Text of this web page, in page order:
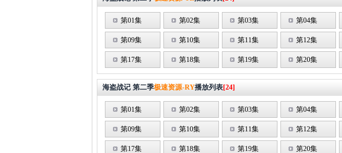
第01集 第02集 第03集 第04集
第09集 第10集 第11集 第12集
第17集 第18集 第19集 第20集
海盗战记 第二季极速资源-RY播放列表[24]
第01集 第02集 第03集 第04集
第09集 第10集 第11集 第12集
第17集 第18集 第19集 第20集